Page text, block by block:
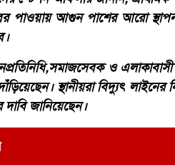
পাওয়ায় আগুন পাশের আরো
ও
স্থানীয়রা বিদ্যুৎ
দাবি জানিয়েছেন।